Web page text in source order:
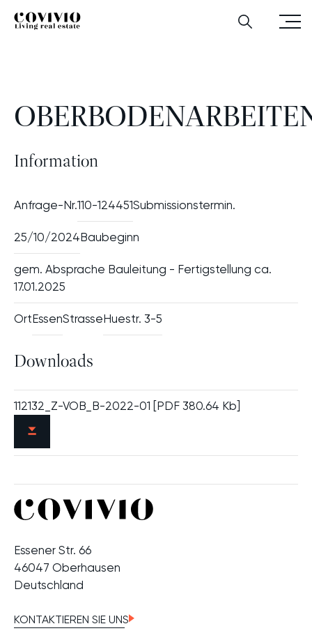
Menü
öffnen
Suchen
CovivioOberbodenarbeiten
Information
Anfrage-Nr.110-124451Submissionstermin.
25/10/2024Baubeginn
gem. Absprache Bauleitung - Fertigstellung ca.
17.01.2025
OrtEssenStrasseHuestr. 3-5
Downloads
112132_Z-VOB_B-2022-01 [PDF 380.64 Kb]
Essener Str. 66
46047 Oberhausen
Deutschland
KONTAKTIEREN SIE UNS